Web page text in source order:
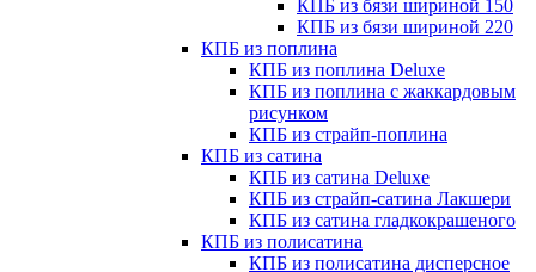
КПБ из бязи шириной 150
КПБ из бязи шириной 220
КПБ из поплина
КПБ из поплина Deluxe
КПБ из поплина с жаккардовым
рисунком
КПБ из страйп-поплина
КПБ из сатина
КПБ из сатина Deluxe
КПБ из страйп-сатина Лакшери
КПБ из сатина гладкокрашеного
КПБ из полисатина
КПБ из полисатина дисперсное